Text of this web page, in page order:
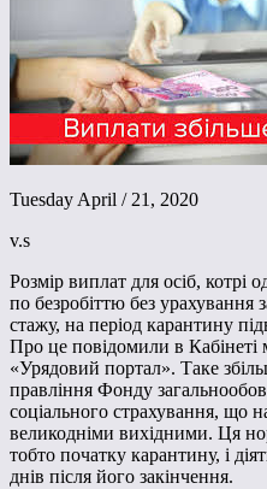
Tuesday April / 21, 2020
v.s
Розмір виплат для осіб, котрі
по безробіттю без урахування
стажу, на період карантину
Про це повідомили в Кабінеті
«Урядовий портал». Таке
правління Фонду
соціального страхування, що
великодніми вихідними. Ця
тобто початку карантину, і
днів після його закінчення.